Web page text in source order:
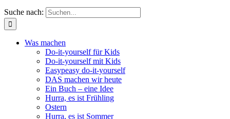
Suche nach:
Was machen
Do-it-yourself für Kids
Do-it-yourself mit Kids
Easypeasy do-it-yourself
DAS machen wir heute
Ein Buch – eine Idee
Hurra, es ist Frühling
Ostern
Hurra, es ist Sommer